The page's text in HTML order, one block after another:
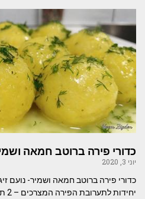
כדורי פירה ברוטב חמאה
יוני 3, 2020